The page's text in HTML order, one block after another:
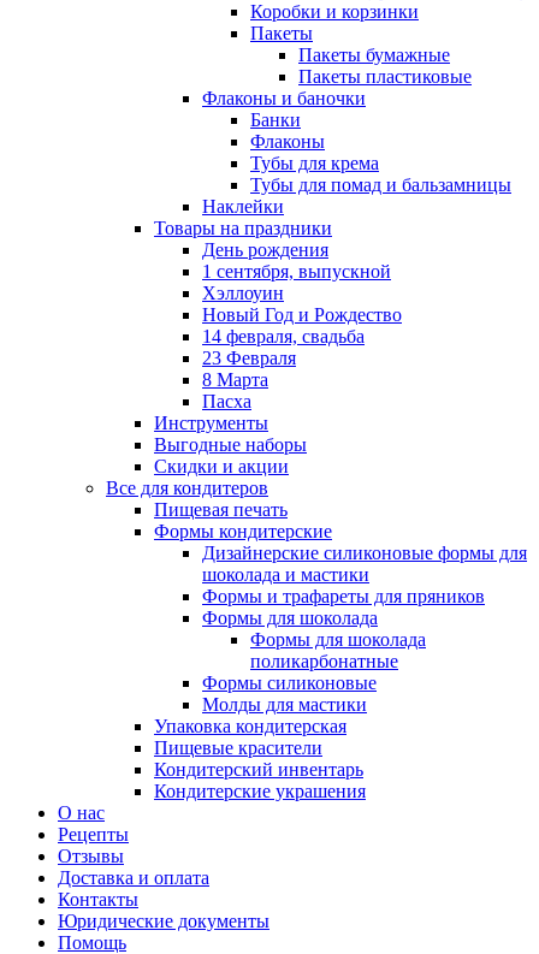
Коробки и корзинки
Пакеты
Пакеты бумажные
Пакеты пластиковые
Флаконы и баночки
Банки
Флаконы
Тубы для крема
Тубы для помад и бальзамницы
Наклейки
Товары на праздники
День рождения
1 сентября, выпускной
Хэллоуин
Новый Год и Рождество
14 февраля, свадьба
23 Февраля
8 Марта
Пасха
Инструменты
Выгодные наборы
Скидки и акции
Все для кондитеров
Пищевая печать
Формы кондитерские
Дизайнерские силиконовые формы для
шоколада и мастики
Формы и трафареты для пряников
Формы для шоколада
Формы для шоколада
поликарбонатные
Формы силиконовые
Молды для мастики
Упаковка кондитерская
Пищевые красители
Кондитерский инвентарь
Кондитерские украшения
О нас
Рецепты
Отзывы
Доставка и оплата
Контакты
Юридические документы
Помощь